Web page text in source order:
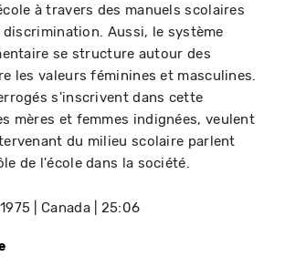
à travers des manuels scolaires
Aussi, le système
se structure autour des
les valeurs féminines et masculines.
s'inscrivent dans cette
mères et femmes indignées, veulent
du milieu scolaire parlent
de l'école dans la société.
1975 Canada 25:06